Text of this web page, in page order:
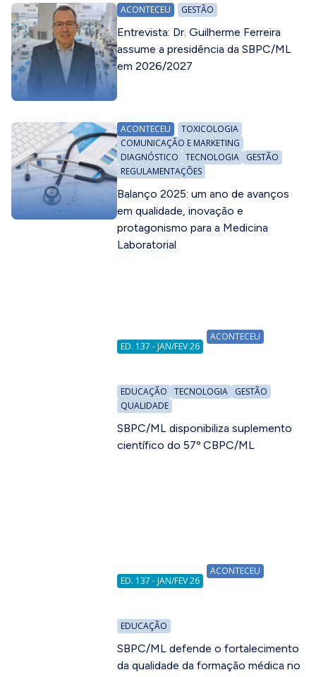
ACONTECEU GESTÃO
Entrevista: Dr. Guilherme Ferreira
assume a presidência da SBPC/ML
em 2026/2027
ACONTECEU
TOXICOLOGIA
COMUNICAÇÃO E MARKETING
DIAGNÓSTICO
TECNOLOGIA
GESTÃO
REGULAMENTAÇÕES
Balanço 2025: um ano de avanços
em qualidade, inovação e
protagonismo para a Medicina
Laboratorial
ED. 137 - JAN/FEV 26
ACONTECEU
EDUCAÇÃO TECNOLOGIA
GESTÃO
QUALIDADE
SBPC/ML disponibiliza suplemento
científico do 57º CBPC/ML
ED. 137 - JAN/FEV 26
ACONTECEU
EDUCAÇÃO
SBPC/ML defende o fortalecimento
da qualidade da formação médica no